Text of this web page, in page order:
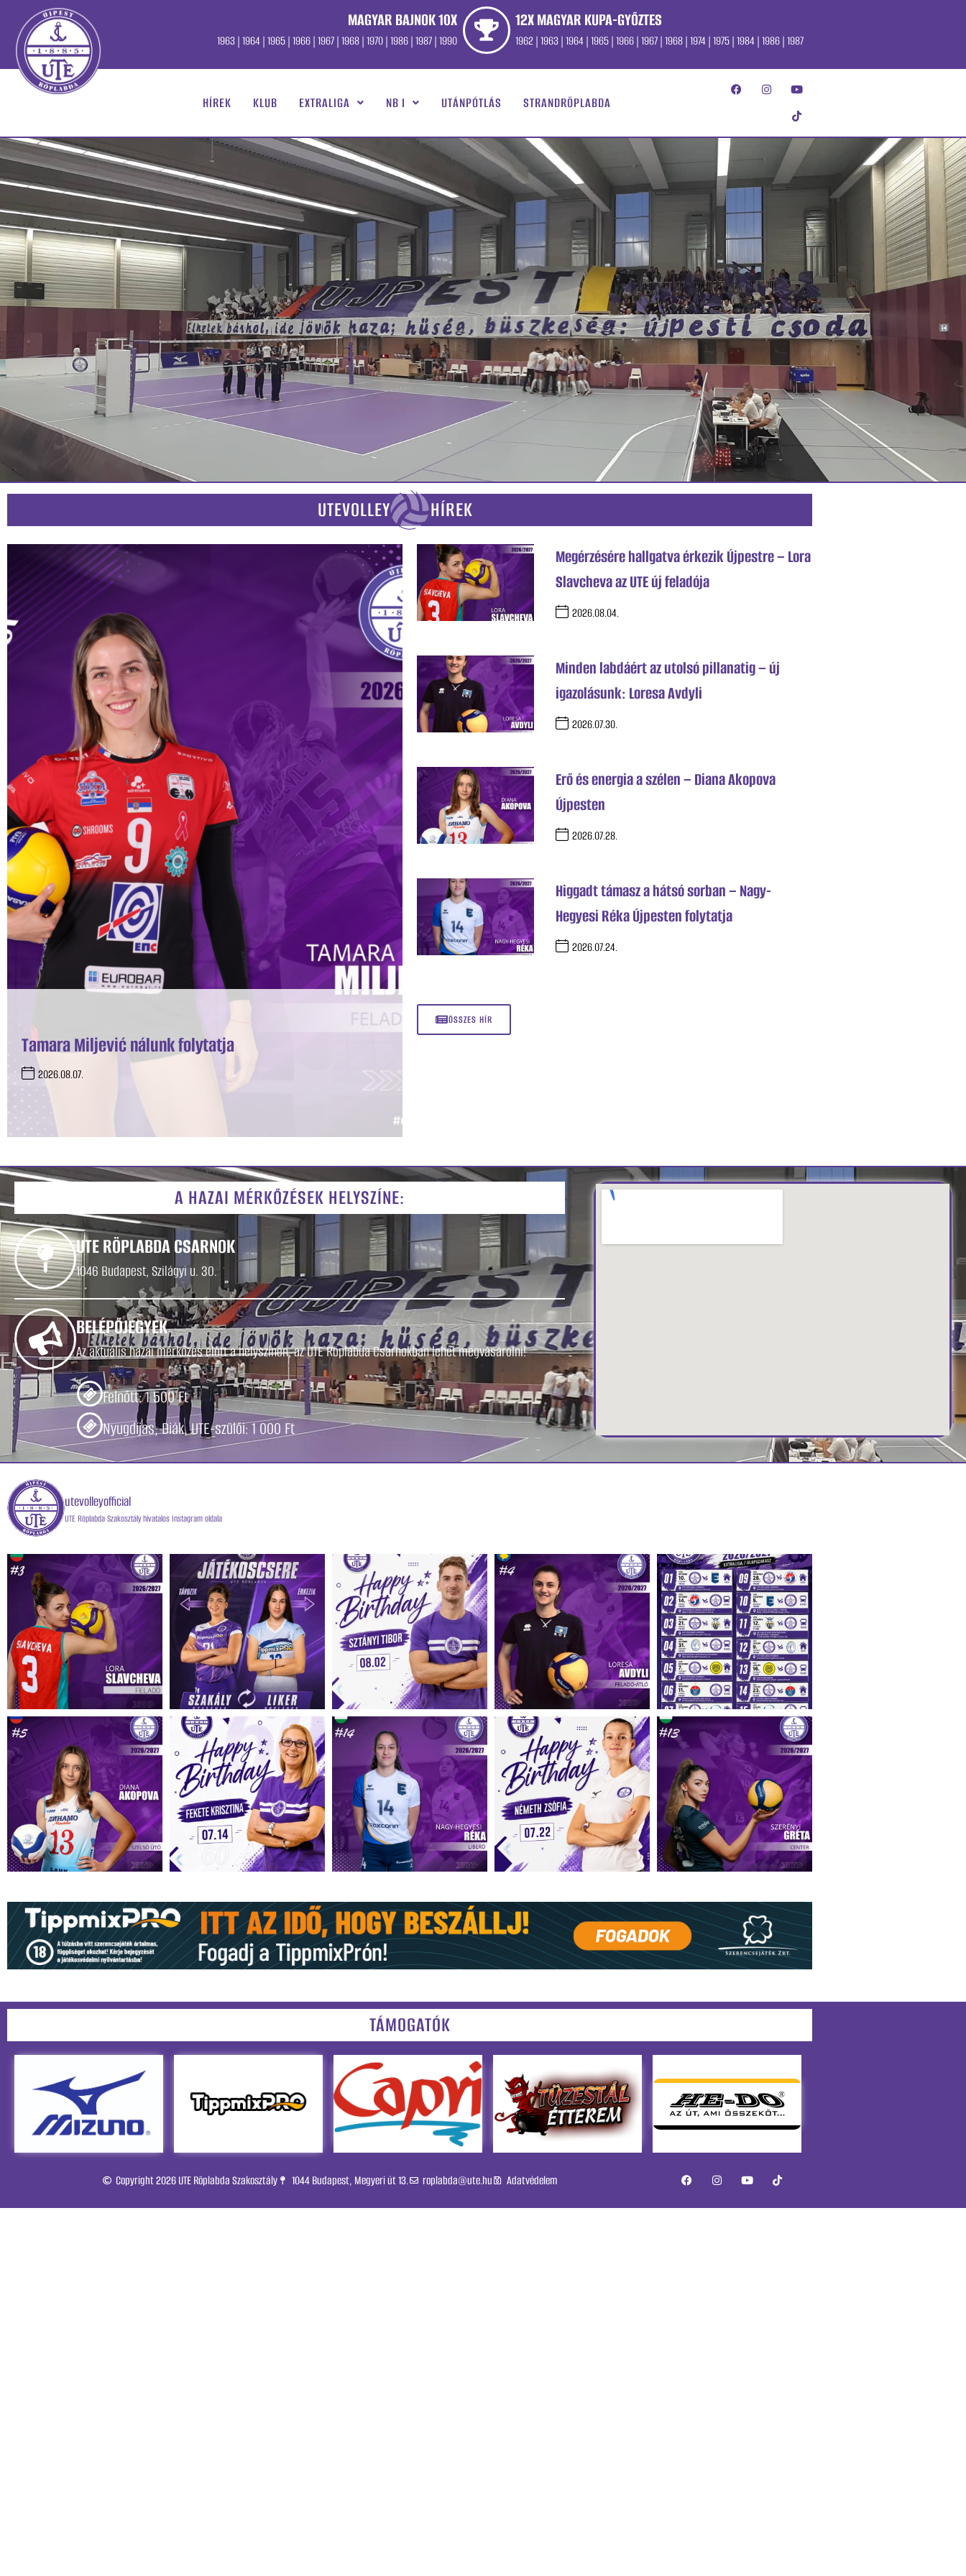
MAGYAR BAJNOK 10X
1963 | 1964 | 1965 | 1966 | 1967 | 1968 | 1970 | 1986 | 1987 | 1990
12X MAGYAR KUPA-GYŐZTES
1962 | 1963 | 1964 | 1965 | 1966 | 1967 | 1968 | 1974 | 1975 | 1984 | 1986 | 1987
HÍREK KLUB EXTRALIGA NB I UTÁNPÓTLÁS STRANDRÖPLABDA
Főoldal
UTEVOLLEY HÍREK
Tamara Miljević nálunk folytatja
2026.08.07.
Megérzésére hallgatva érkezik Újpestre – Lora
Slavcheva az UTE új feladója
2026.08.04.
Minden labdáért az utolsó pillanatig – új
igazolásunk: Loresa Avdyli
2026.07.30.
Erő és energia a szélen – Diana Akopova
Újpesten
2026.07.28.
Higgadt támasz a hátsó sorban – Nagy-
Hegyesi Réka Újpesten folytatja
2026.07.24.
ÖSSZES HÍR
A HAZAI MÉRKŐZÉSEK HELYSZÍNE:
UTE RÖPLABDA CSARNOK
1046 Budapest, Szilágyi u. 30.
BELÉPŐJEGYEK
Az aktuális hazai mérkőzés előtt a helyszínen, az UTE Röplabda Csarnokban lehet megvásárolni!​
Felnőtt: 1 500 Ft
Nyugdíjas, Diák, UTE-szülői: 1 000 Ft
utevolleyofficial
UTE Röplabda Szakosztály hivatalos Instagram oldala
TÁMOGATÓK
Copyright 2026 UTE Röplabda Szakosztály 1044 Budapest, Megyeri út 13. roplabda@ute.hu Adatvédelem